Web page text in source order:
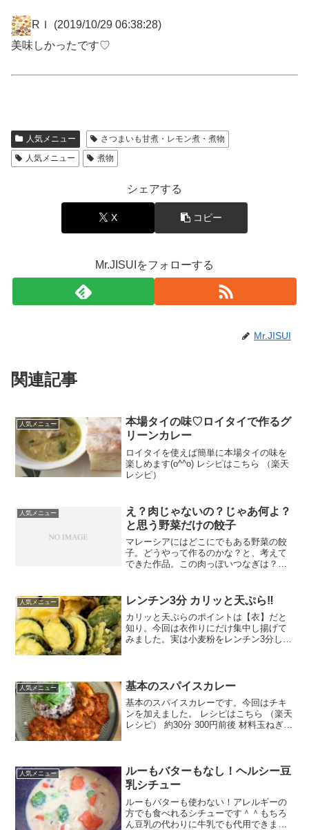
RＩ
(2019/10/29 06:38:28)
美味しかったです♡
人気メニュー
さつまいも甘煮・レモン煮・煮物
人気メニュー
煮物
シェアする
X コピー
Mr.JISUIをフォローする
Mr.JISUI
関連記事
人気メニュー
本場タイの味♡ロイタイで作るグ
リーンカレー
ロイタイを使えば簡単に本場タイの味を
楽しめます(o^^o) レシピはこちら （楽天
レシピ）
人気メニュー
え？肉じゃないの？じゃあ何よ？
と思う野菜だけの餃子
マレーシアにはどこにでもある野菜の餃
子。どうやって作るのかな？と、考えて
できた作品。この肉っぽいつなぎは？さ
キャベツニラワケギにんにくオートミー
ル☆醤油☆...
人気メニュー レンチン3分 カリッと天ぷら‼
カリッと天ぷらのポイントは【衣】だと
知り。今回は衣作りにだけ集中し揚げて
みました。実は小麦粉をレンチン3分した
まご...
人気メニュー 基本のスパイスカレー
基本のスパイスカレーです。今回はチキ
ンを加えました。 レシピはこちら （楽天
レシピ） 約30分 300円前後 材料玉ねぎ★
ア...
人気メニュー
ルーもバターもなし！ヘルシー豆
乳シチュー
ルーもバターも使わない！アレルギーの
方でも食べれるシチューです＾＾もちろ
ん豆乳の代わりに牛乳でも代用できます